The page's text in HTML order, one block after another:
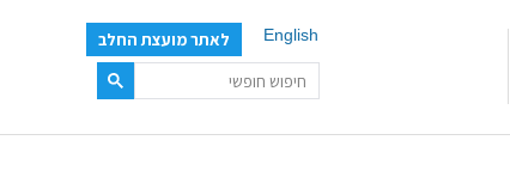
English לאתר מועצת החלב